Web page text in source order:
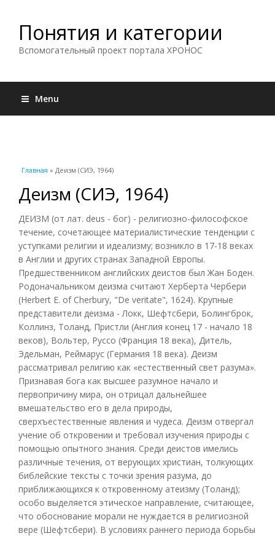
Понятия и категории
Вспомогательный проект портала ХРОНОС
Menu
Вы здесь
Главная » Деизм (СИЭ, 1964)
Деизм (СИЭ, 1964)
ДЕИЗМ (от лат. deus - бог) - религиозно-философское
течение, сочетающее материалистические тенденции с
уступками религии и идеализму; возникло в 17-18 веках
в Англии и других странах Западной Европы.
Предшественником английских деистов был Жан Боден.
Родоначальником деизма считают Херберта Чербери
(Herbert E. of Cherbury, "De veritate", 1624). Крупные
представители деизма - Локк, Шефтсбери, Болингброк,
Коллинз, Толанд, Пристли (Англия конец 17 - начало 18
веков), Вольтер, Руссо (Франция 18 века), Дитель,
Эдельман, Реймарус (Германия 18 века). Деизм
рассматривал религию как «естественный свет разума».
Признавая бога как высшее разумное начало и
первопричину мира, он отрицал дальнейшее
вмешательство его в дела природы,
сверхъестественные явления и чудеса. Деизм отвергал
учение об откровении и требовал изучения природы с
помощью опытного знания. Среди деистов имелись
различные течения, от верующих христиан, толкующих
библейские тексты с точки зрения разума, до
приближающихся к откровенному атеизму (Толанд);
особо выделяется этическое направление, считающее,
что обоснование морали не нуждается в религиозной
вере (Шефтсбери). В условиях раннего периода борьбы